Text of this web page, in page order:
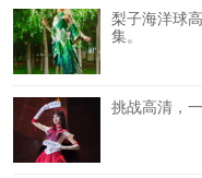
梨子海洋球
集。
挑战高清，